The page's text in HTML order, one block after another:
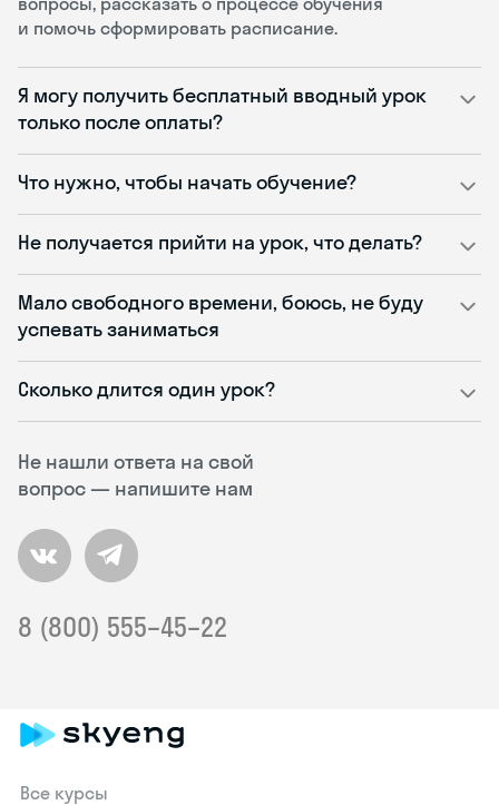
Не нашли ответа на свой
вопрос — напишите нам
8 (800) 555–45–22
и помочь сформировать расписание.
Я могу получить бесплатный вводный урок
только после оплаты?
Что нужно, чтобы начать обучение?
Не получается прийти на урок, что делать?
Мало свободного времени, боюсь, не буду
успевать заниматься
Сколько длится один урок?
Все курсы